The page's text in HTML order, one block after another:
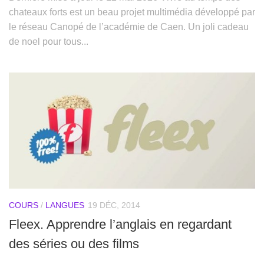
chateaux forts est un beau projet multimédia développé par
le réseau Canopé de l’académie de Caen. Un joli cadeau
de noel pour tous...
COURS / LANGUES 19 DÉC, 2014
Fleex. Apprendre l’anglais en regardant
des séries ou des films